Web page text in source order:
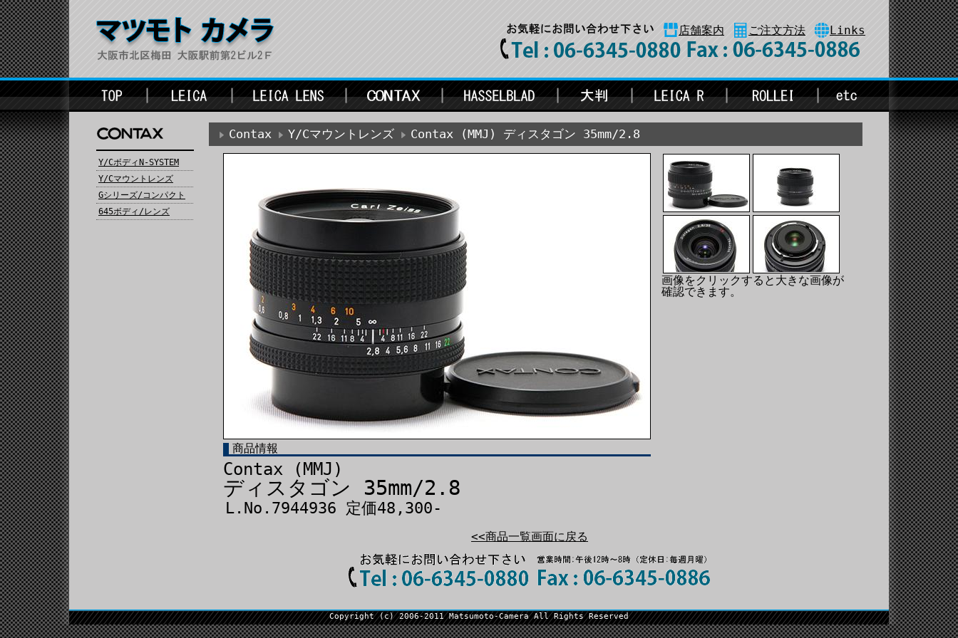
店舗案内 ご注文方法 Links
Y/CボディN-SYSTEM
Y/Cマウントレンズ
Gシリーズ/コンパクト
645ボディ/レンズ
Contax Y/Cマウントレンズ Contax (MMJ) ディスタゴン 35mm/2.8
商品情報
Contax (MMJ)
ディスタゴン 35mm/2.8
L.No.7944936 定価48,300-
画像をクリックすると大きな画像が
確認できます。
<<商品一覧画面に戻る
Copyright (c) 2006-2011 Matsumoto-Camera All Rights Reserved